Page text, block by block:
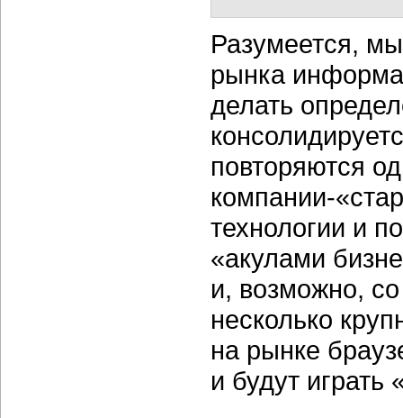
Разумеется,
рынка
делать
повторяются
компании-
технологии и
«акулами
и, возможно,
несколько
на рынке
и будут играть